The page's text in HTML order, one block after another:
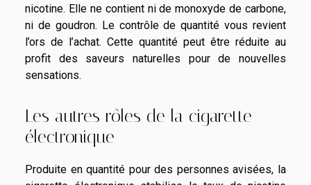
nicotine. Elle ne contient ni de monoxyde de carbone,
ni de goudron. Le contrôle de quantité vous revient
l’ors de l’achat. Cette quantité peut être réduite au
profit des saveurs naturelles pour de nouvelles
sensations.
Les autres rôles de la cigarette
électronique
Produite en quantité pour des personnes avisées, la